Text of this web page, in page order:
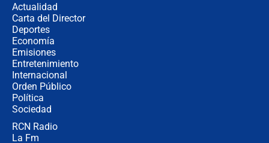
Actualidad
Carta del Director
Deportes
Economía
Emisiones
Entretenimiento
Internacional
Orden Público
Política
Sociedad
RCN Radio
La Fm